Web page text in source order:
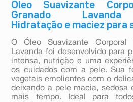
Óleo Suavizante
Granado
Hidratação e maciez para
O Óleo Suavizante Corporal
Lavanda foi desenvolvido para
intensa, nutrição e uma
os cuidados com a pele. Sua
vegetais emolientes com o
deixando a pele macia, sedosa
mais tempo. Ideal para